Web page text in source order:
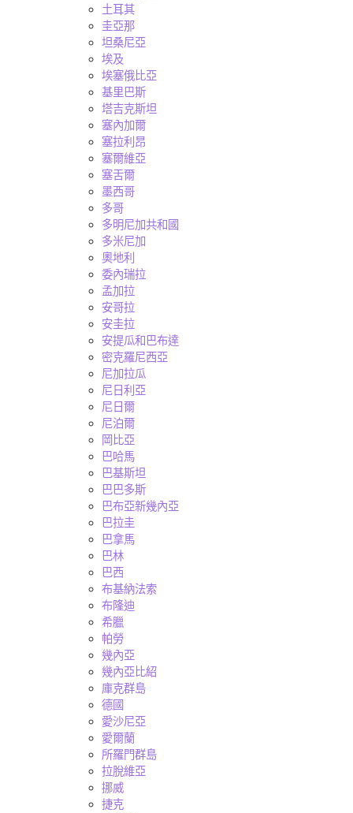
土耳其
圭亞那
坦桑尼亞
埃及
埃塞俄比亞
基里巴斯
塔吉克斯坦
塞內加爾
塞拉利昂
塞爾維亞
塞舌爾
墨西哥
多哥
多明尼加共和國
多米尼加
奧地利
委內瑞拉
孟加拉
安哥拉
安圭拉
安提瓜和巴布達
密克羅尼西亞
尼加拉瓜
尼日利亞
尼日爾
尼泊爾
岡比亞
巴哈馬
巴基斯坦
巴巴多斯
巴布亞新幾內亞
巴拉圭
巴拿馬
巴林
巴西
布基納法索
布隆迪
希臘
帕勞
幾內亞
幾內亞比紹
庫克群島
德國
愛沙尼亞
愛爾蘭
所羅門群島
拉脫維亞
挪威
捷克